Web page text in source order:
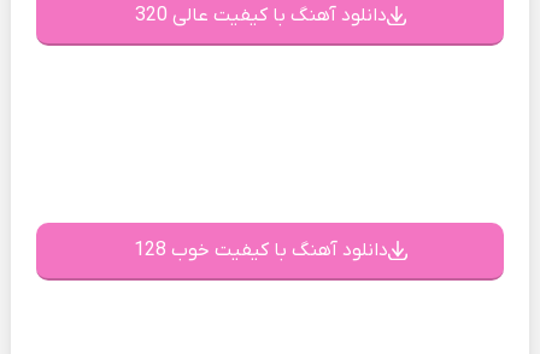
دانلود آهنگ با کیفیت عالی 320
دانلود آهنگ با کیفیت خوب 128